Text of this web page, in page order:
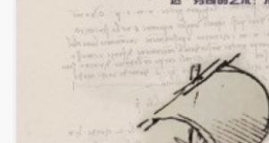
（1）、拍摄内容 乙方拍摄的带有甲
容包括：①中央美术学院美术馆②中
内○3由中央美术学院公共教育部策划
（2）、使用形式 用于中央美术学院
附带光盘及宣传资料。
（1）、拍摄内容 乙方拍摄的带有甲
容包括：①中央美术学院美术馆②中
内○3由中央美术学院公共教育部策划
（2）、使用形式 用于中央美术学院
附带光盘及宣传资料。
（1）、拍摄内容 乙方拍摄的带有甲
容包括：①中央美术学院美术馆②中
内○3由中央美术学院公共教育部策划
（2）、使用形式 用于中央美术学院
附带光盘及宣传资料。